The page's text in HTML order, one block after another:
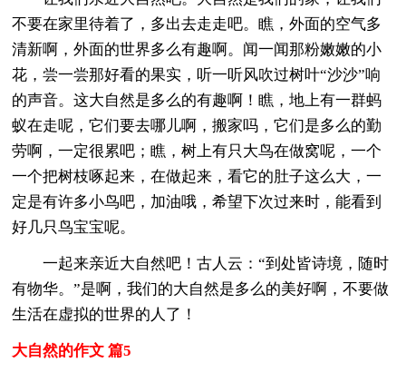
不要在家里待着了，多出去走走吧。瞧，外面的空气多
清新啊，外面的世界多么有趣啊。闻一闻那粉嫩嫩的小
花，尝一尝那好看的果实，听一听风吹过树叶“沙沙”响
的声音。这大自然是多么的有趣啊！瞧，地上有一群蚂
蚁在走呢，它们要去哪儿啊，搬家吗，它们是多么的勤
劳啊，一定很累吧；瞧，树上有只大鸟在做窝呢，一个
一个把树枝啄起来，在做起来，看它的肚子这么大，一
定是有许多小鸟吧，加油哦，希望下次过来时，能看到
好几只鸟宝宝呢。
一起来亲近大自然吧！古人云：“到处皆诗境，随时
有物华。”是啊，我们的大自然是多么的美好啊，不要做
生活在虚拟的世界的人了！
大自然的作文 篇5